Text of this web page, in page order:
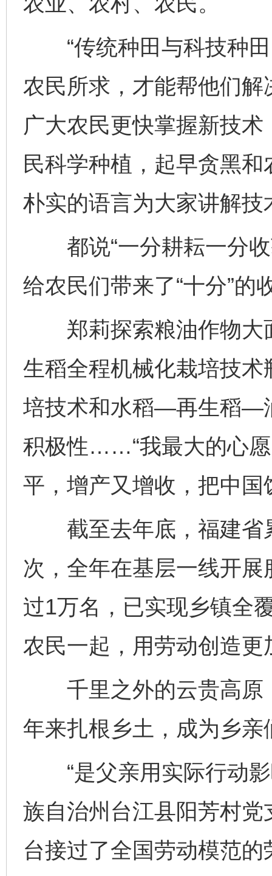
“传统种田与科技种田
农民所求，才能帮他们解
广大农民更快掌握新技
民科学种植，起早贪黑
朴实的语言为大家讲解技
都说“一分耕耘一分收
给农民们带来了“十分”的
郑莉探索粮油作物大
生稻全程机械化栽培技
培技术和水稻—再生稻—
积极性……“我最大的心
平，增产又增收，把中国
截至去年底，福建省
次，全年在基层一线开
过1万名，已实现乡镇全
农民一起，用劳动创造更
千里之外的云贵高原
年来扎根乡土，成为乡亲
“是父亲用实际行动影
族自治州台江县阳芳村
台接过了全国劳动模范